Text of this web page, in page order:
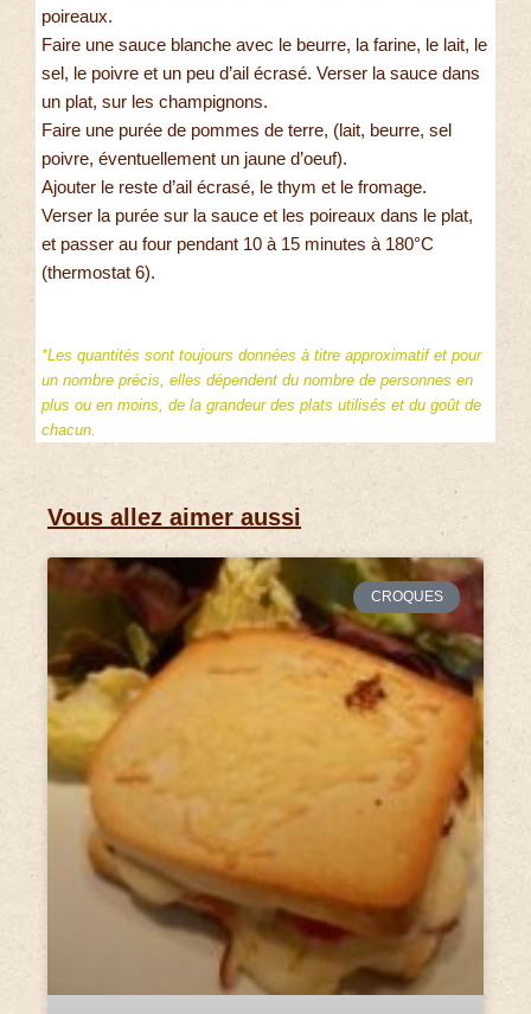
poireaux.
Faire une sauce blanche avec le beurre, la farine, le lait, le
sel, le poivre et un peu d’ail écrasé. Verser la sauce dans
un plat, sur les champignons.
Faire une purée de pommes de terre, (lait, beurre, sel
poivre, éventuellement un jaune d’oeuf).
Ajouter le reste d’ail écrasé, le thym et le fromage.
Verser la purée sur la sauce et les poireaux dans le plat,
et passer au four pendant 10 à 15 minutes à 180°C
(thermostat 6).
*Les quantités sont toujours données à titre approximatif et pour
un nombre précis, elles dépendent du nombre de personnes en
plus ou en moins, de la grandeur des plats utilisés et du goût de
chacun.
Vous allez aimer aussi
CROQUES